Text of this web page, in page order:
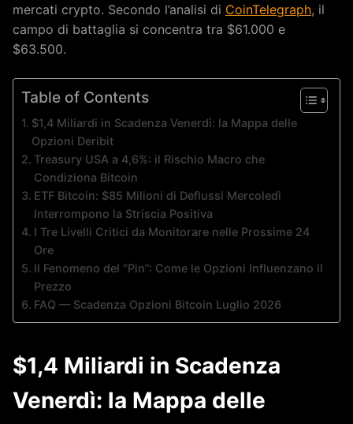
mercati crypto. Secondo l’analisi di CoinTelegraph, il
campo di battaglia si concentra tra $61.000 e
$63.500.
Table of Contents
$1,4 Miliardi in Scadenza Venerdì: la Mappa delle
Opzioni Deribit
Treasury USA a 4,6%: il Rischio Macro che
Condiziona Bitcoin
ETF Bitcoin: $85 Milioni di Deflussi Mercoledì
Interrompono la Striscia Positiva
I Tre Livelli Critici da Monitorare nelle Prossime 24
Ore
Il Fenomeno del “Pin”: Come le Opzioni Influenzano il
Prezzo
FAQ — Scadenza Opzioni Bitcoin Luglio 2026
$1,4 Miliardi in Scadenza
Venerdì: la Mappa delle